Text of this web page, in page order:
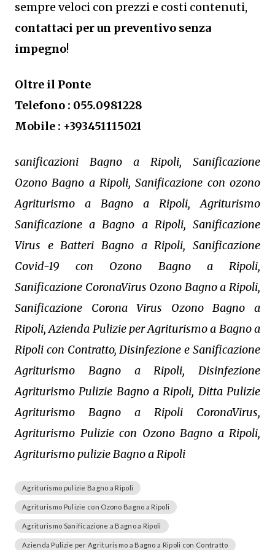
sempre veloci con prezzi e costi contenuti,
contattaci per un preventivo senza
impegno!
Oltre il Ponte
Telefono : 055.0981228
Mobile : +393451115021
sanificazioni Bagno a Ripoli, Sanificazione
Ozono Bagno a Ripoli, Sanificazione con ozono
Agriturismo a Bagno a Ripoli, Agriturismo
Sanificazione a Bagno a Ripoli, Sanificazione
Virus e Batteri Bagno a Ripoli, Sanificazione
Covid-19 con Ozono Bagno a Ripoli,
Sanificazione CoronaVirus Ozono Bagno a Ripoli,
Sanificazione Corona Virus Ozono Bagno a
Ripoli, Azienda Pulizie per Agriturismo a Bagno a
Ripoli con Contratto, Disinfezione e Sanificazione
Agriturismo Bagno a Ripoli, Disinfezione
Agriturismo Pulizie Bagno a Ripoli, Ditta Pulizie
Agriturismo Bagno a Ripoli CoronaVirus,
Agriturismo Pulizie con Ozono Bagno a Ripoli,
Agriturismo pulizie Bagno a Ripoli
Agriturismo pulizie Bagno a Ripoli
Agriturismo Pulizie con Ozono Bagno a Ripoli
Agriturismo Sanificazione a Bagno a Ripoli
Azienda Pulizie per Agriturismo a Bagno a Ripoli con Contratto